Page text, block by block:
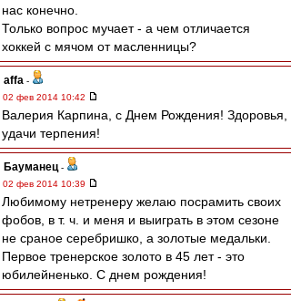
нас конечно.
Только вопрос мучает - а чем отличается
хоккей с мячом от масленницы?
affa -
02 фев 2014 10:42
Валерия Карпина, с Днем Рождения! Здоровья,
удачи терпения!
Бауманец -
02 фев 2014 10:39
Любимому нетренеру желаю посрамить своих
фобов, в т. ч. и меня и выиграть в этом сезоне
не сраное серебришко, а золотые медальки.
Первое тренерское золото в 45 лет - это
юбилейненько. С днем рождения!